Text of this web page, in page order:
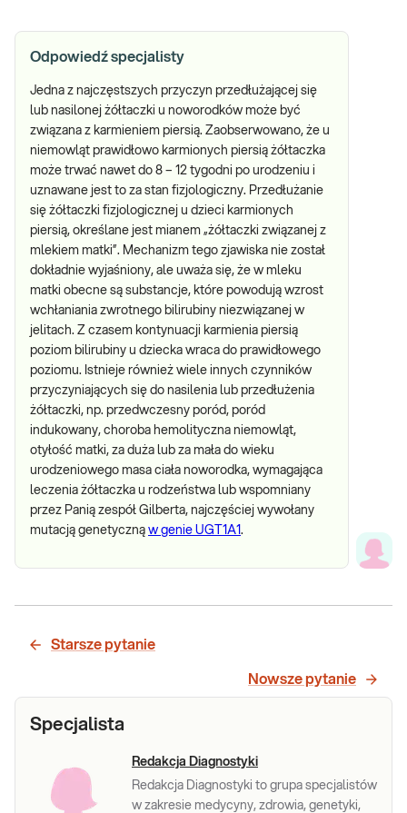
Odpowiedź specjalisty
Jedna z najczęstszych przyczyn przedłużającej się
lub nasilonej żółtaczki u noworodków może być
związana z karmieniem piersią. Zaobserwowano, że u
niemowląt prawidłowo karmionych piersią żółtaczka
może trwać nawet do 8 – 12 tygodni po urodzeniu i
uznawane jest to za stan fizjologiczny. Przedłużanie
się żółtaczki fizjologicznej u dzieci karmionych
piersią, określane jest mianem „żółtaczki związanej z
mlekiem matki”. Mechanizm tego zjawiska nie został
dokładnie wyjaśniony, ale uważa się, że w mleku
matki obecne są substancje, które powodują wzrost
wchłaniania zwrotnego bilirubiny niezwiązanej w
jelitach. Z czasem kontynuacji karmienia piersią
poziom bilirubiny u dziecka wraca do prawidłowego
poziomu. Istnieje również wiele innych czynników
przyczyniających się do nasilenia lub przedłużenia
żółtaczki, np. przedwczesny poród, poród
indukowany, choroba hemolityczna niemowląt,
otyłość matki, za duża lub za mała do wieku
urodzeniowego masa ciała noworodka, wymagająca
leczenia żółtaczka u rodzeństwa lub wspomniany
przez Panią zespół Gilberta, najczęściej wywołany
mutacją genetyczną w genie UGT1A1.
Starsze pytanie
Nowsze pytanie
Specjalista
Redakcja Diagnostyki
Redakcja Diagnostyki to grupa specjalistów
w zakresie medycyny, zdrowia, genetyki,